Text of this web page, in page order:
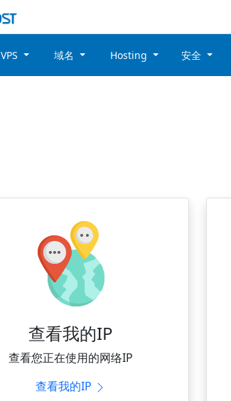
VPS 域名 Hosting 安全
查看我的IP
查看您正在使用的网络IP
查看我的IP